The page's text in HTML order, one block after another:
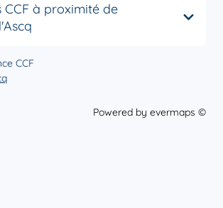
CCF à proximité de
CCF
Powered by evermaps ©